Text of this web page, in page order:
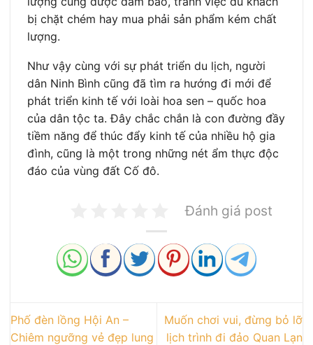
bị chặt chém hay mua phải sản phẩm kém chất
lượng.
Như vậy cùng với sự phát triển du lịch, người
dân Ninh Bình cũng đã tìm ra hướng đi mới để
phát triển kinh tế với loài hoa sen – quốc hoa
của dân tộc ta. Đây chắc chắn là con đường đầy
tiềm năng để thúc đẩy kinh tế của nhiều hộ gia
đình, cũng là một trong những nét ẩm thực độc
đáo của vùng đất Cố đô.
Đánh giá post
Phố đèn lồng Hội An –
Chiêm ngưỡng vẻ đẹp lung
Muốn chơi vui, đừng bỏ lỡ
lịch trình đi đảo Quan Lạn